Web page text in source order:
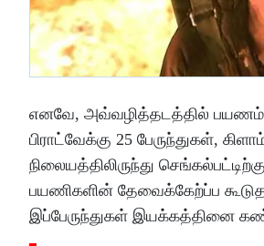
எனவே, அவ்வழித்தடத்தில் பயணம்
பிராட்வேக்கு 25 பேருந்துகள்,
நிலையத்திலிருந்து
பயணிகளின் தேவைக்கேற்ப்ப
இப்பேருந்துகள் இயக்கத்தினை